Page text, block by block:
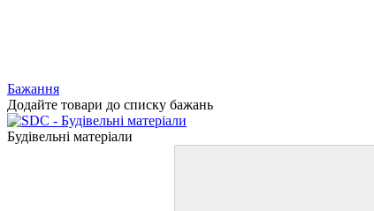
Бажання
Додайте товари до списку бажань
Будівельні матеріали